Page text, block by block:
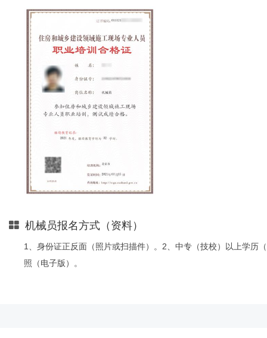
机械员报名方式（资料）
1、身份证正反面（照片或扫描件）。2、中专（技校）以上学历
照（电子版）。